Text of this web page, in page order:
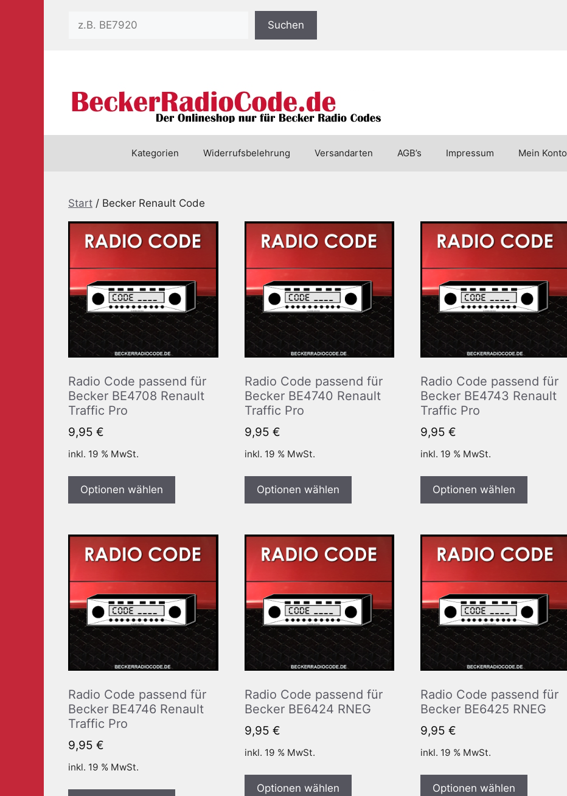
Suchen
Kategorien Widerrufsbelehrung Versandarten AGB’s Impressum Mein Konto
Start / Becker Renault Code
Radio Code passend für
Becker BE4708 Renault
Traffic Pro
9,95 €
inkl. 19 % MwSt.
Optionen wählen
Radio Code passend für
Becker BE4740 Renault
Traffic Pro
9,95 €
inkl. 19 % MwSt.
Optionen wählen
Radio Code passend für
Becker BE4743 Renault
Traffic Pro
9,95 €
inkl. 19 % MwSt.
Optionen wählen
Radio Code passend für
Becker BE4746 Renault
Traffic Pro
9,95 €
inkl. 19 % MwSt.
Radio Code passend für
Becker BE6424 RNEG
9,95 €
inkl. 19 % MwSt.
Optionen wählen
Radio Code passend für
Becker BE6425 RNEG
9,95 €
inkl. 19 % MwSt.
Optionen wählen